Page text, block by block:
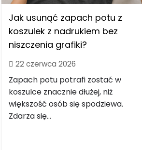
Jak usunąć zapach potu z
koszulek z nadrukiem bez
niszczenia grafiki?
22 czerwca 2026
Zapach potu potrafi zostać w
koszulce znacznie dłużej, niż
większość osób się spodziewa.
Zdarza się...